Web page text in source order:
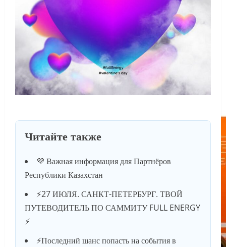
Читайте также
💜 Важная информация для Партнёров
Республики Казахстан
⚡️27 ИЮЛЯ. САНКТ-ПЕТЕРБУРГ. ТВОЙ
ПУТЕВОДИТЕЛЬ ПО САММИТУ FULL ENERGY
⚡️
⚡️Последний шанс попасть на события в